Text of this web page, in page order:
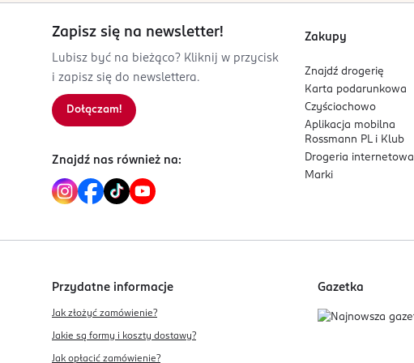
507987013
Kod EAN
5 907549 230491
Zapisz się na newsletter!
Lubisz być na bieżąco? Kliknij w przycisk
i zapisz się do newslettera.
Dołączam!
Znajdź nas również na:
Zakupy
Znajdź drogerię
Karta podarunkowa
Czyściochowo
Aplikacja mobilna
Rossmann PL i Klub
Drogeria internetowa
Marki
Przydatne informacje
Jak złożyć zamówienie?
Jakie są formy i koszty dostawy?
Jak opłacić zamówienie?
Gazetka